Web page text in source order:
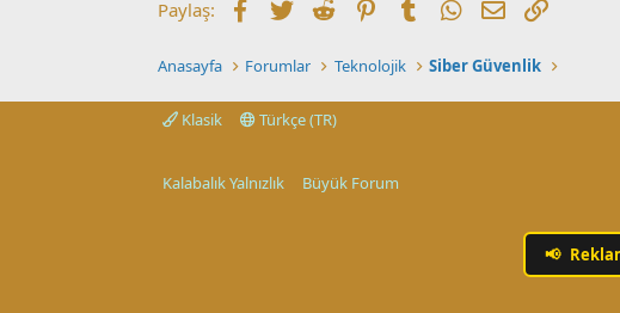
Paylaş: Facebook
TwitterReddit PinterestTumblrWhatsApp
E-postaLink
Anasayfa Forumlar Teknolojik Siber Güvenlik
Klasik Türkçe (TR)
Kalabalık Yalnızlık Büyük Forum
📢